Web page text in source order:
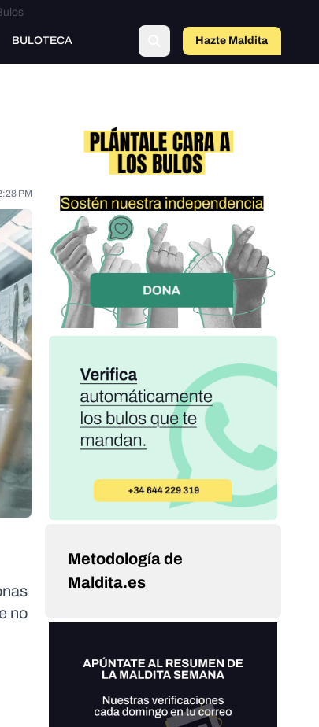
BULOTECA Hazte Maldito
a
PM
no
Metodología de
Maldita.es